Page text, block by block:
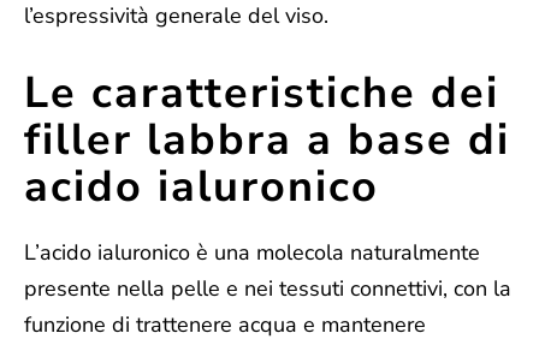
l’espressività generale del viso.
Le caratteristiche dei
filler labbra a base di
acido ialuronico
L’acido ialuronico è una molecola naturalmente
presente nella pelle e nei tessuti connettivi, con la
funzione di trattenere acqua e mantenere